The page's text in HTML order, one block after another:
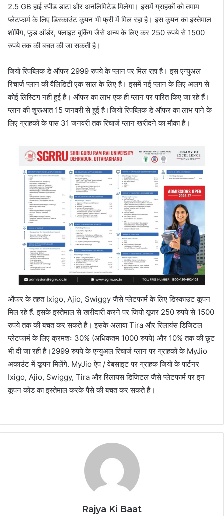
2.5 GB हाई स्पीड डाटा और अनलिमिटेड मिलेगा। इसमें ग्राहकों को तमाम
प्लेटफार्म के लिए डिस्काउंट कूपन भी फ्री में मिल रहा है। इस कूपन का इस्तेमाल
शॉपिंग, फूड ऑर्डर, फ्लाइट बुकिंग जैसे अन्य के लिए कर 250 रुपये से 1500
रुपये तक की बचत की जा सकती है।
जियो रिपब्लिक डे ऑफर 2999 रुपये के प्लान पर मिल रहा है। इस एन्युअल
रिचार्ज प्लान की वैलिडिटी एक साल के लिए है। इसमें नई प्लान के लिए अलग से
कोई लिस्टिंग नहीं हुई है। ऑफर का लाभ एक ही प्लान पर पारित किए जा रहे हैं।
प्लान की शुरूआत 15 जनवरी से हुई है।जियो रिपब्लिक डे ऑफर का लाभ पाने के
लिए ग्राहकों के पास 31 जनवरी तक रिचार्ज प्लान खरीदने का मौका है।
ऑफर के तहत Ixigo, Ajio, Swiggy जैसे प्लेटफार्म के लिए डिस्काउंट कूपन
मिल रहे हैं. इसके इस्तेमाल से खरीदारी करने पर जियो यूजर 250 रुपये से 1500
रुपये तक की बचत कर सकते हैं। इसके अलावा Tira और रिलायंस डिजिटल
प्लेटफार्म के लिए क्रमशः 30% (अधिकतम 1000 रुपये) और 10% तक की छूट
भी दी जा रही है।2999 रुपये के एन्युअल रिचार्ज प्लान पर ग्राहकों के MyJio
अकाउंट में कूपन मिलेंगे. MyJio ऐप / वेबसाइट पर ग्राहक जियो के पार्टनर
Ixigo, Ajio, Swiggy, Tira और रिलायंस डिजिटल जैसे प्लेटफार्म पर इन
कूपन कोड का इस्तेमाल करके पैसे की बचत कर सकते हैं।
Rajya Ki Baat